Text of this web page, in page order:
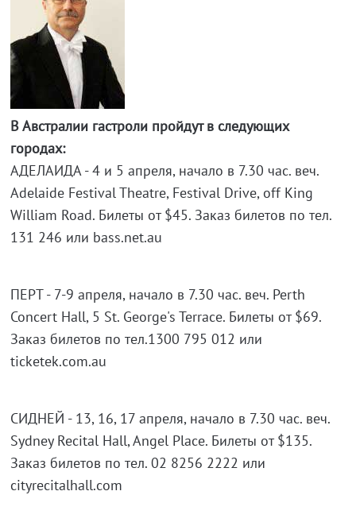
В Австралии гастроли пройдут в следующих
городах:
АДЕЛАИДА - 4 и 5 апреля, начало в 7.30 час. веч.
Adelaide Festival Theatre, Festival Drive, off King
William Road. Билеты от $45. Заказ билетов по тел.
131 246 или bass.net.au
ПЕРТ - 7-9 апреля, начало в 7.30 час. веч. Perth
Concert Hall, 5 St. George's Terrace. Билеты от $69.
Заказ билетов по тел.1300 795 012 или
ticketek.com.au
СИДНЕЙ - 13, 16, 17 апреля, начало в 7.30 час. веч.
Sydney Recital Hall, Angel Place. Билеты от $135.
Заказ билетов по тел. 02 8256 2222 или
cityrecitalhall.com